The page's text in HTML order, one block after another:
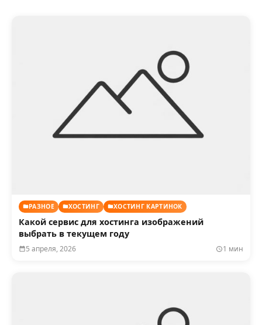
РАЗНОЕ ХОСТИНГ ХОСТИНГ КАРТИНОК
Какой сервис для хостинга изображений
выбрать в текущем году
5 апреля, 2026 1 мин